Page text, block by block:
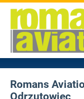
Romans
Odrzutowiec